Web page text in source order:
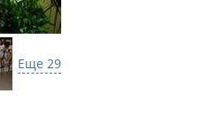
Еще 29